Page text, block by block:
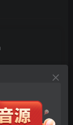
会员